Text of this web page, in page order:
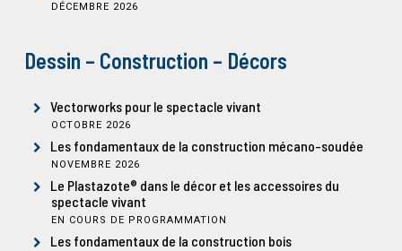
DÉCEMBRE 2026
Dessin – Construction – Décors
Vectorworks pour le spectacle vivant
OCTOBRE 2026
Les fondamentaux de la construction mécano-soudée
NOVEMBRE 2026
Le Plastazote® dans le décor et les accessoires du
spectacle vivant
EN COURS DE PROGRAMMATION
Les fondamentaux de la construction bois